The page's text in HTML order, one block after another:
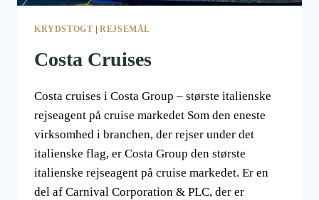
KRYDSTOGT |REJSEMÅL
Costa Cruises
Costa cruises i Costa Group – største italienske
rejseagent på cruise markedet Som den eneste
virksomhed i branchen, der rejser under det
italienske flag, er Costa Group den største
italienske rejseagent på cruise markedet. Er en
del af Carnival Corporation & PLC, der er